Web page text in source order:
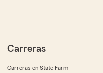
Carreras
Carreras en State Farm